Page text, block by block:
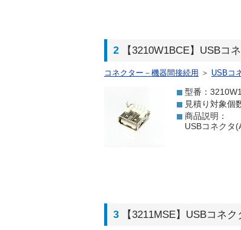
2 【3210W1BCE】USBコ
コネクター－機器間接続用 ＞ USBコ
型番：
見積り対象個
商品説明：
USBコネクタ
3 【3211MSE】USBコネ